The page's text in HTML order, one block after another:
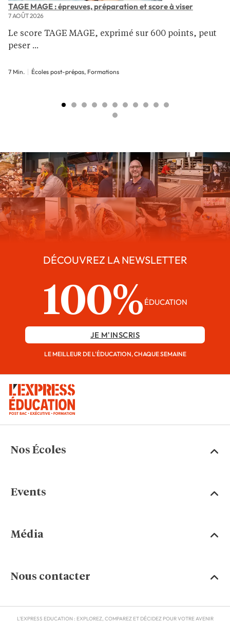
TAGE MAGE : épreuves, préparation et score à viser
7 AOÛT 2026
Le score TAGE MAGE, exprimé sur 600 points, peut
peser ...
7 Min. Écoles post-prépas, Formations
DÉCOUVREZ LA NEWSLETTER
100% ÉDUCATION
JE M'INSCRIS
LE MEILLEUR DE L'ÉDUCATION, CHAQUE SEMAINE
Nos Écoles
Events
Média
Nous contacter
L'EXPRESS EDUCATION : EXPLOREZ, COMPAREZ ET DÉCIDEZ POUR VOTRE AVENIR